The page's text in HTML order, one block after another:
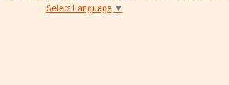
Select Language ▼